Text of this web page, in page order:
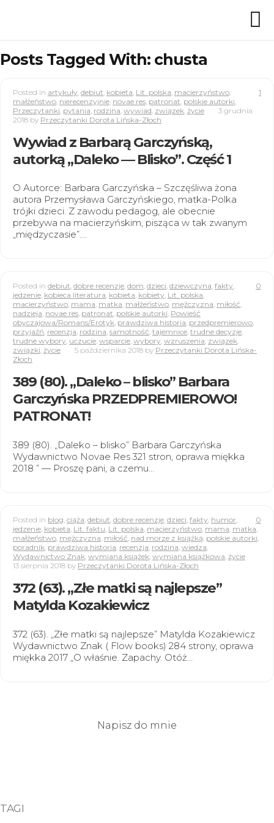
Posts Tagged With: chusta
1
Posted in artykuły debiut kobieta Lit. polska macierzyństwo
małżeństwo nierecenzyjnie novae res patronat polskie autorki
Przeczytanki pytania rodzina wywiad związek życie
3 grudnia
2018 by Przeczytanki Dorota Lińska-Złoch
Wywiad z Barbarą Garczyńską,
autorką „Daleko — Blisko”. Część 1
O Autorce: Barbara Garczyńska – Szczęśliwa żona
autora Przemysława Garczyńskiego, matka-Polka
trójki dzieci. Z zawodu pedagog, ale obecnie
przebywa na macierzyńskim, pisząca w tak zwanym
„międzyczasie”.…
0
Posted in debiut, dobre recenzje, dom, dzieci, dziewczyna, fakty,
jedzenie, kobieca literatura, kobieta, kobiety, Lit. polska,
macierzyństwo, mama, matka, małżeństwo, mężczyzna, miłość,
nadzieja, novae res, patronat, polskie autorki, Powieść
obyczajowa/Romans/Erotyk, prawdziwa historia, przedpremierowo,
przyjaźń, recenzja, rodzina, samotność, tajemnice, trudne decyzje,
trudne wybory, uczucie, wsparcie, wybory, wzruszenia, związek,
związki, życie 5 października 2018 by Przeczytanki Dorota Lińska-
Złoch
389 (80). „Daleko – blisko” Barbara
Garczyńska PRZEDPREMIEROWO!
PATRONAT!
389 (80). „Daleko – blisko” Barbara Garczyńska
Wydawnictwo Novae Res 321 stron, oprawa miękka
2018 ” — Proszę pani, a czemu…
0
Posted in blog, ciąża, debiut, dobre recenzje, dzieci, fakty, humor,
jedzenie, kobieta, Lit. faktu, Lit. polska, macierzyństwo, mama, matka,
małżeństwo, mężczyzna, miłość, nad morze z książką, polskie autorki,
poradnik, prawdziwa historia, recenzja, rodzina, wiedza,
Wydawnictwo Znak, wymiana książek, wymiana książkowa, życie
13 sierpnia 2018 by Przeczytanki Dorota Lińska-Złoch
372 (63). „Złe matki są najlepsze”
Matylda Kozakiewicz
372 (63). „Złe matki są najlepsze” Matylda Kozakiewicz
Wydawnictwo Znak ( Flow books) 284 strony, oprawa
miękka 2017 „O właśnie. Zapachy. Otóż…
Napisz do mnie
TAGI